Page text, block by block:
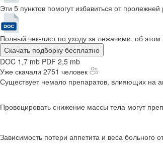
Эти 5 пунктов помогут избавиться от пролежней
Полный чек-лист по уходу за лежачими, об этом
Скачать подборку бесплатно
DOC 1,7 mb PDF 2,5 mb
Уже скачали 2751 человек
Существует немало препаратов, влияющих на
Провоцировать снижение массы тела могут
Зависимость потери аппетита и веса больного